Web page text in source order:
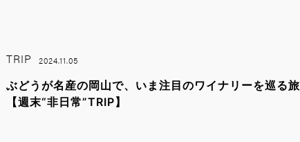
TRIP 2024.11.05
ぶどうが名産の岡山で、いま注目のワイナリーを巡る旅
【週末“非日常”TRIP】